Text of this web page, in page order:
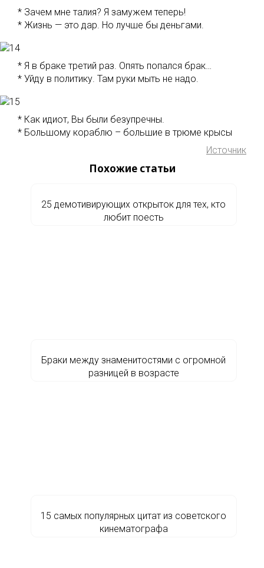
* Зачем мне талия? Я замужем теперь!
* Жизнь — это дар. Но лучше бы деньгами.
* Я в браке третий раз. Опять попался брак…
* Уйду в политику. Там руки мыть не надо.
* Как идиот, Вы были безупречны.
* Большому кораблю – большие в трюме крысы
Источник
Похожие статьи
25 демотивирующих открыток для тех, кто
любит поесть
Браки между знаменитостями с огромной
разницей в возрасте
15 самых популярных цитат из советского
кинематографа